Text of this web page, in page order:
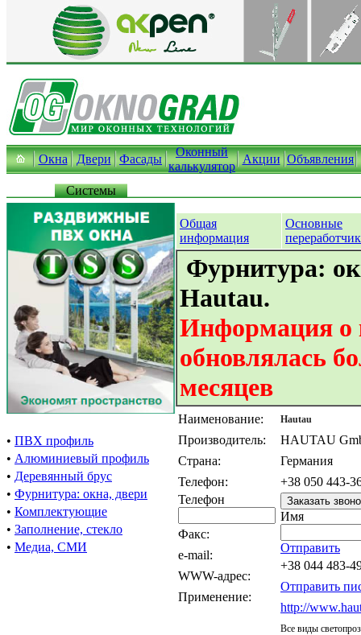
Окна Двери Фасады
Оконный
калькулятор
Акции Объявления
Системы
• ПВХ профиль
• Алюминиевый профиль
• Деревянный брус
• Фурнитура: окна, двери
• Комплектующие
• Заполнение, стекло
• Медиа, СМИ
Общая
информация
Основные
Фурнитура:
Hautau.
Информация о
обновлялась
месяцев
Наименование:
Производитель:
Страна:
Телефон:
Телефон
Факс:
e-mail:
WWW-адрес:
Применение:
Hautau
HAUTAU
Германия
+38 050 443-
Имя
Отправить
+38 044 483-
Отправить
http://
Все виды